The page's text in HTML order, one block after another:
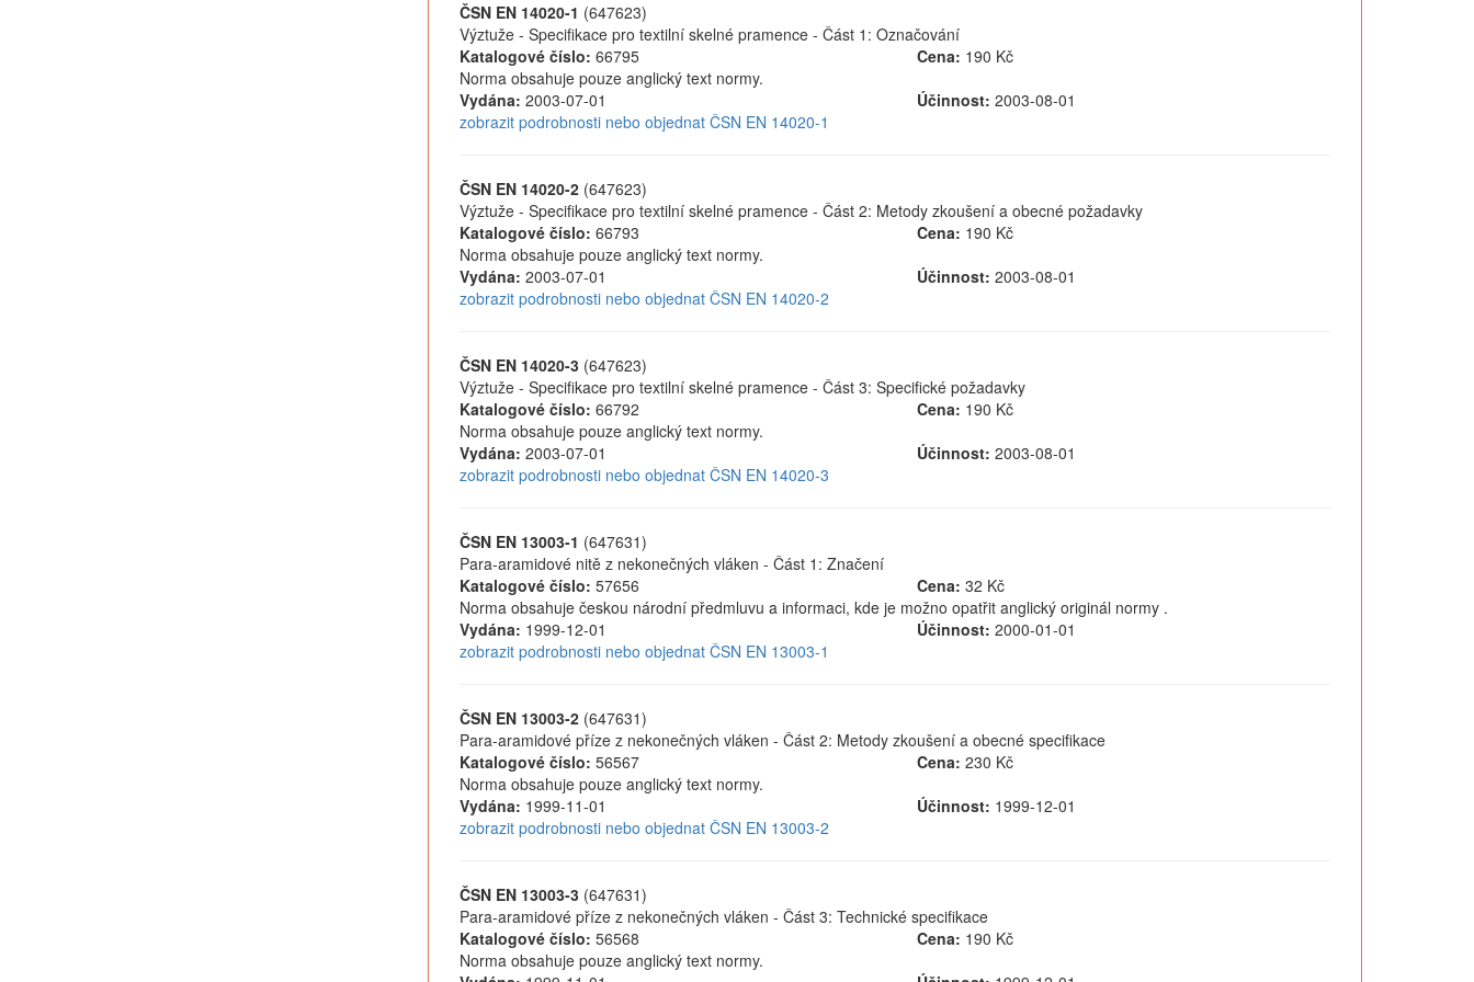
ČSN EN 14020-1 (647623)
Výztuže - Specifikace pro textilní skelné pramence - Část 1: Označování
Katalogové číslo: 66795 Cena: 190 Kč
Norma obsahuje pouze anglický text normy.
Vydána: 2003-07-01 Účinnost: 2003-08-01
zobrazit podrobnosti nebo objednat ČSN EN 14020-1
ČSN EN 14020-2(647623)
Výztuže - Specifikace pro textilní skelné pramence - Část 2: Metody zkoušení a obecné požadavky
Katalogové číslo: 66793 Cena: 190 Kč
Norma obsahuje pouze anglický text normy.
Vydána: 2003-07-01 Účinnost: 2003-08-01
zobrazit podrobnosti nebo objednat ČSN EN 14020-2
ČSN EN 14020-3(647623)
Výztuže - Specifikace pro textilní skelné pramence - Část 3: Specifické požadavky
Katalogové číslo: 66792 Cena: 190 Kč
Norma obsahuje pouze anglický text normy.
Vydána: 2003-07-01 Účinnost: 2003-08-01
zobrazit podrobnosti nebo objednat ČSN EN 14020-3
ČSN EN 13003-1 (647631)
Para-aramidové nitě z nekonečných vláken - Část 1: Značení
Katalogové číslo: 57656 Cena: 32 Kč
Norma obsahuje českou národní předmluvu a informaci, kde je možno opatřit anglický originál normy .
Vydána: 1999-12-01 Účinnost: 2000-01-01
zobrazit podrobnosti nebo objednat ČSN EN 13003-1
ČSN EN 13003-2(647631)
Para-aramidové příze z nekonečných vláken - Část 2: Metody zkoušení a obecné specifikace
Katalogové číslo: 56567 Cena: 230 Kč
Norma obsahuje pouze anglický text normy.
Vydána: 1999-11-01 Účinnost: 1999-12-01
zobrazit podrobnosti nebo objednat ČSN EN 13003-2
ČSN EN 13003-3(647631)
Para-aramidové příze z nekonečných vláken - Část 3: Technické specifikace
Katalogové číslo: 56568 Cena: 190 Kč
Norma obsahuje pouze anglický text normy.